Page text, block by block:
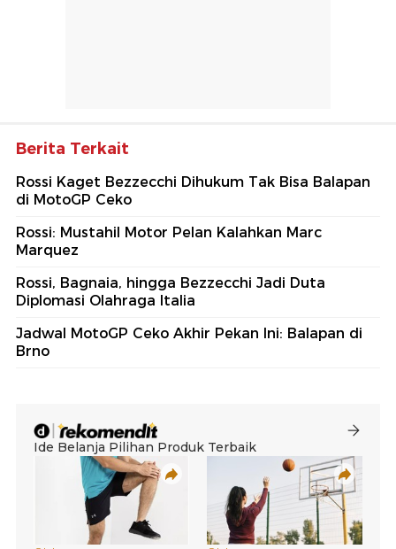
Berita Terkait
Rossi Kaget Bezzecchi Dihukum Tak Bisa Balapan
di MotoGP Ceko
Rossi: Mustahil Motor Pelan Kalahkan Marc
Marquez
Rossi, Bagnaia, hingga Bezzecchi Jadi Duta
Diplomasi Olahraga Italia
Jadwal MotoGP Ceko Akhir Pekan Ini: Balapan di
Brno